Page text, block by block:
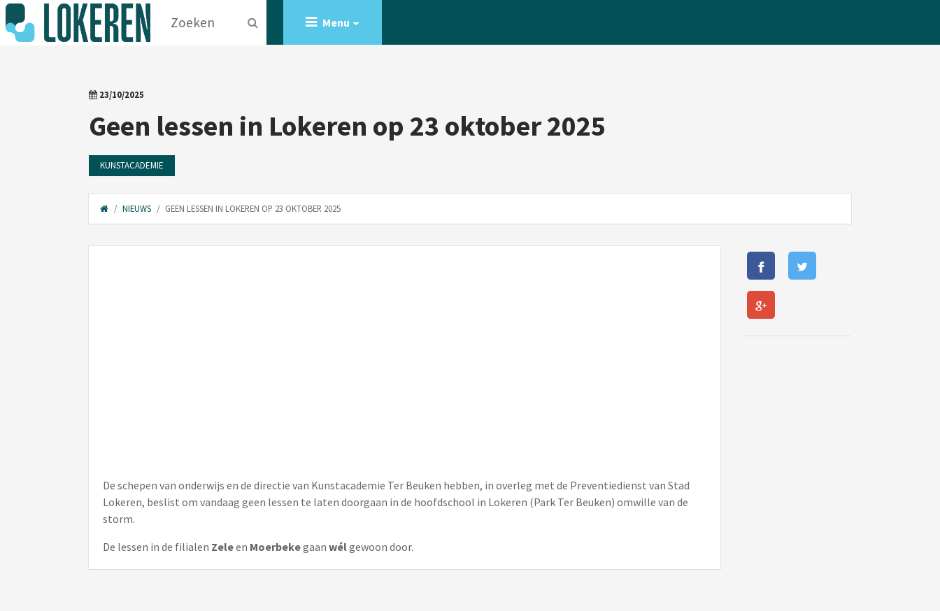
Menu
23/10/2025
Geen lessen in Lokeren op 23 oktober 2025
KUNSTACADEMIE
NIEUWS GEEN LESSEN IN LOKEREN OP 23 OKTOBER 2025
De schepen van onderwijs en de directie van Kunstacademie Ter Beuken hebben, in overleg met de Preventiedienst van Stad
Lokeren, beslist om vandaag geen lessen te laten doorgaan in de hoofdschool in Lokeren (Park Ter Beuken) omwille van de
storm.
De lessen in de filialen Zeleen Moerbekegaan wélgewoon door.